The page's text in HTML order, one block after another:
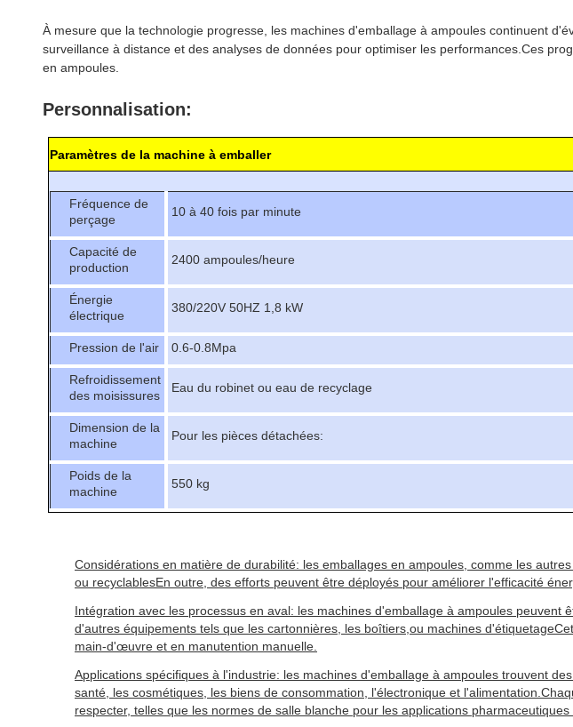
À mesure que la technologie progresse, les machines d'emballage à ampoules continuent
surveillance à distance et des analyses de données pour optimiser les performances.Ces
en ampoules.
Personnalisation:
Paramètres de la machine à emballer
Fréquence de
perçage
10 à 40 fois par minute
Capacité de
production
2400 ampoules/heure
Énergie
électrique
380/220V 50HZ 1,8 kW
Pression de l'air 0.6-0.8Mpa
Refroidissement
des moisissures
Eau du robinet ou eau de recyclage
Dimension de la
machine
Pour les pièces détachées:
Poids de la
machine
550 kg
Considérations en matière de durabilité: les emballages en ampoules, comme les
ou recyclablesEn outre, des efforts peuvent être déployés pour améliorer l'efficacité
Intégration avec les processus en aval: les machines d'emballage à ampoules
d'autres équipements tels que les cartonnières, les boîtiers,ou machines
main-d'œuvre et en manutention manuelle.
Applications spécifiques à l'industrie: les machines d'emballage à ampoules trouvent
santé, les cosmétiques, les biens de consommation, l'électronique et
respecter, telles que les normes de salle blanche pour les applications